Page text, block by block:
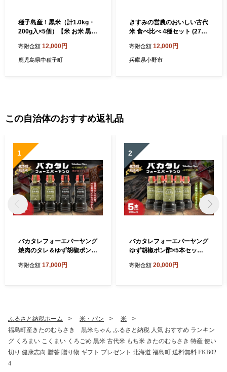
種子島産！黒米（計1.0kg・
200g入×5個）【米 お米 黒米
まい 個包装 小分け 料理 健康
特産品 鹿児島県 中種子町 ふ
寄附金額 12,000円
鹿児島県中種子町
きすみの営農のおいしい古代
米 食べ比べ 4種セット (270g
うるち米 お米 雑穀 食べくら
べ 令和7年度産 きすみの 健
寄附金額 12,000円
兵庫県小野市
この自治体のおすすめ返礼品
1
バカタレフォーエバーヤング
焼肉のタレ＆ゆず胡椒ポン酢
ン酢 北海道 福島町 真昆布 使
に合う ポン酢 大人向け ポン
酢 福島町商工会青年部 バカ
タレフォーエバーヤング 北
海道 ご当地グルメ 柚子香る
ポン酢 だし香る ポン酢 】 F
寄附金額 17,000円
2
バカタレフォーエバーヤング
ゆず胡椒ポン酢×5本セット
島町 真昆布 使用 昆布だし ポ
バーヤング 北海道 ご当地グ
ルメ 柚子香る ポン酢 だし香
る ポン酢 】 FKB084
寄附金額 20,000円
ふるさと納税ホーム 米・パン
米
福島町産きたのむらさき 黒米ちゃん ふるさと納税 人気 おすすめ ランキン
グ くろまい こくまい くろごめ 黒米 古代米 もち米 きたのむらさき 特産 使い
切り 健康志向 贈答 贈り物 ギフト プレゼント 北海道 福島町 送料無料 FKB02
4